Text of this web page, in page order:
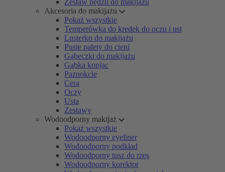
Zestaw pędzli do makijażu
Akcesoria do makijażu
Pokaż wszystkie
Temperówka do kredek do oczu i ust
Lusterko do makijażu
Puste palety do cieni
Gąbeczki do makijażu
Gąbka konjac
Paznokcie
Cera
Oczy
Usta
Zestawy
Wodoodporny makijaż
Pokaż wszystkie
Wodoodporny eyeliner
Wodoodporny podkład
Wodoodporny tusz do rzęs
Wodoodporny korektor